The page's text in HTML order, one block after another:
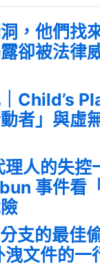
，他們找
卻被法律
Child’s
動者」與虛
理人的失控
事件看
支的最佳
洩文件的一